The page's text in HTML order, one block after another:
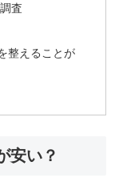
査
整えることが
安い？